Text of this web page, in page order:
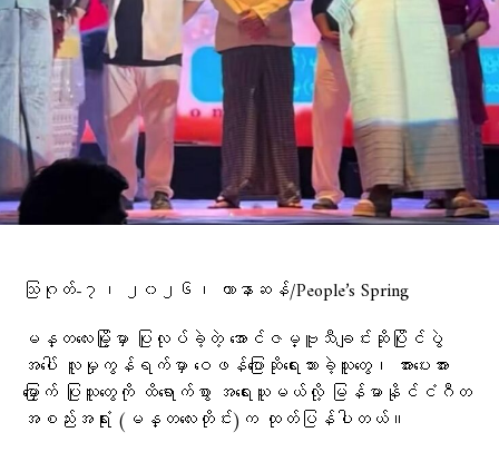
သြဂုတ်-၇၊ ၂၀၂၆၊ ဟာနာဆန်/People’s Spring
မန္တလေးမြို့မှာ ပြုလုပ်ခဲ့တဲ့ အောင်ဇမ္ဗူသီချင်းဆိုပြိုင်ပွဲ
အပေါ် လူမှုကွန်ရက်မှာ ဝေဖန်ပြောဆိုရေးသားခဲ့သူတွေ၊ အားပေးအား
မြှောက် ပြုသူတွေကို ထိရောက်စွာ အရေးယူမယ်လို့ မြန်မာနိုင်ငံဂီတ
အစည်းအရုံး (မန္တလေးတိုင်း)က ထုတ်ပြန်ပါတယ်။